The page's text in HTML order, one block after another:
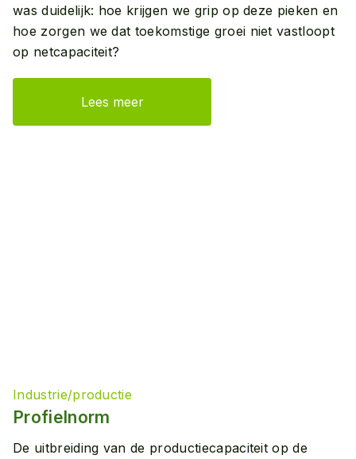
was duidelijk: hoe krijgen we grip op deze pieken en
hoe zorgen we dat toekomstige groei niet vastloopt
op netcapaciteit?
Lees meer
Industrie/productie
Profielnorm
De uitbreiding van de productiecapaciteit op de